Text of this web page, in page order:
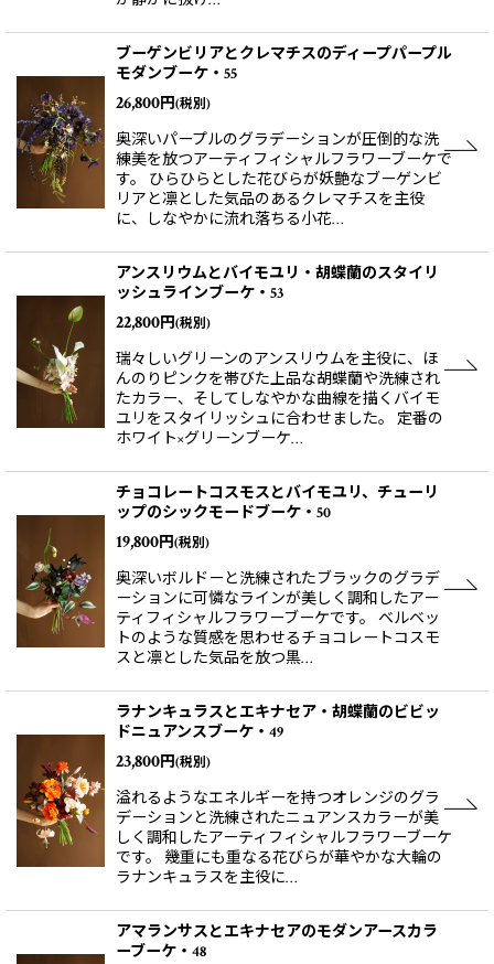
ブーゲンビリアとクレマチスのディープパープル
モダンブーケ・55
26,800円(税別)
奥深いパープルのグラデーションが圧倒的な洗
練美を放つアーティフィシャルフラワーブーケで
す。 ひらひらとした花びらが妖艶なブーゲンビ
リアと凛とした気品のあるクレマチスを主役
に、しなやかに流れ落ちる小花…
アンスリウムとバイモユリ・胡蝶蘭のスタイリ
ッシュラインブーケ・53
22,800円(税別)
瑞々しいグリーンのアンスリウムを主役に、ほ
んのりピンクを帯びた上品な胡蝶蘭や洗練され
たカラー、そしてしなやかな曲線を描くバイモ
ユリをスタイリッシュに合わせました。 定番の
ホワイト×グリーンブーケ…
チョコレートコスモスとバイモユリ、チューリ
ップのシックモードブーケ・50
19,800円(税別)
奥深いボルドーと洗練されたブラックのグラデ
ーションに可憐なラインが美しく調和したアー
ティフィシャルフラワーブーケです。 ベルベッ
トのような質感を思わせるチョコレートコスモ
スと凛とした気品を放つ黒…
ラナンキュラスとエキナセア・胡蝶蘭のビビッ
ドニュアンスブーケ・49
23,800円(税別)
溢れるようなエネルギーを持つオレンジのグラ
デーションと洗練されたニュアンスカラーが美
しく調和したアーティフィシャルフラワーブーケ
です。 幾重にも重なる花びらが華やかな大輪の
ラナンキュラスを主役に…
アマランサスとエキナセアのモダンアースカラ
ーブーケ・48